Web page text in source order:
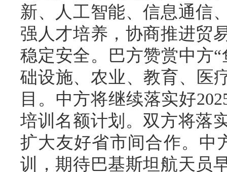
新、人工智能、信息通信
强人才培养，协商推进贸
稳定安全。巴方赞赏中方
础设施、农业、教育、医
目。中方将继续落实好
培训名额计划。双方将落
扩大友好省市间合作。中
训，期待巴基斯坦航天员